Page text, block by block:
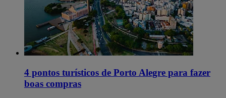
4 pontos turísticos de Porto Alegre para fazer
boas compras